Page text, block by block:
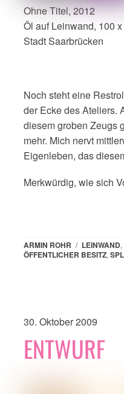
Ohne Titel, 2012
Öl auf Leinwand, 100
Stadt Saarbrücken
Noch steht eine
der Ecke des Ateliers.
diesem groben Zeugs
mehr. Mich nervt
Eigenleben, das
Merkwürdig, wie sich
ARMIN ROHR / LEINWAND,
ÖFFENTLICHER BESITZ,
30. Oktober 2009
ENTWURF